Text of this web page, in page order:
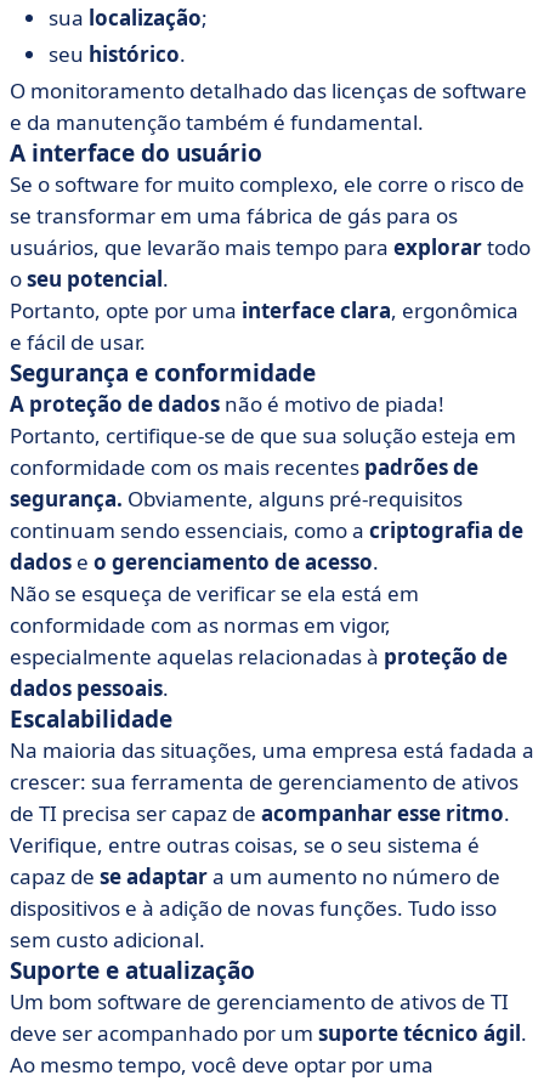
sua localização;
seu histórico.
O monitoramento detalhado das licenças de software
e da manutenção também é fundamental.
A interface do usuário
Se o software for muito complexo, ele corre o risco de
se transformar em uma fábrica de gás para os
usuários, que levarão mais tempo para explorartodo
oseu potencial.
Portanto, opte por uma interface clara, ergonômica
e fácil de usar.
Segurança e conformidade
A proteção de dados não é motivo de piada!
Portanto, certifique-se de que sua solução esteja em
conformidade com os mais recentes padrões de
segurança. Obviamente, alguns pré-requisitos
continuam sendo essenciais, como a criptografia de
dados e o gerenciamento de acesso.
Não se esqueça de verificar se ela está em
conformidade com as normas em vigor,
especialmente aquelas relacionadas à proteção de
dados pessoais.
Escalabilidade
Na maioria das situações, uma empresa está fadada a
crescer: sua ferramenta de gerenciamento de ativos
de TI precisa ser capaz de acompanhar esse ritmo.
Verifique, entre outras coisas, se o seu sistema é
capaz de se adaptara um aumento no número de
dispositivos e à adição de novas funções. Tudo isso
sem custo adicional.
Suporte e atualização
Um bom software de gerenciamento de ativos de TI
deve ser acompanhado por um suporte técnico ágil.
Ao mesmo tempo, você deve optar por uma